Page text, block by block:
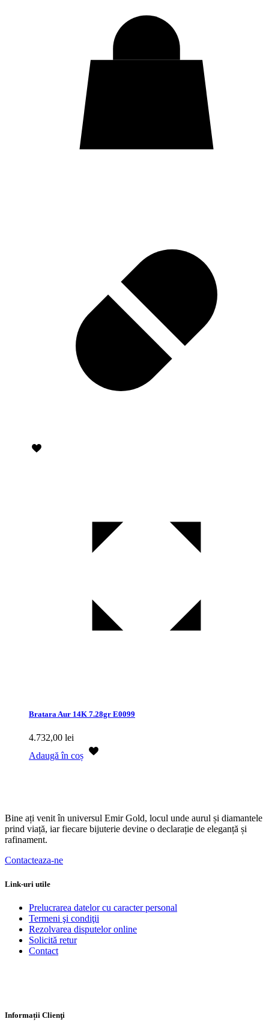
Bratara Aur 14K 7.28gr E0099
4.732,00 lei
Adaugă în coș
Bine ați venit în universul Emir Gold, locul unde aurul și diamantele
prind viață, iar fiecare bijuterie devine o declarație de eleganță și
rafinament.
Contacteaza-ne
Link-uri utile
Prelucrarea datelor cu caracter personal
Termeni şi condiţii
Rezolvarea disputelor online
Solicită retur
Contact
Informații Clienţi